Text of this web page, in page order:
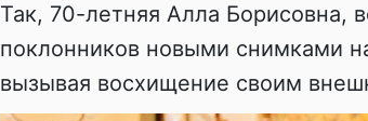
Так, 70-летняя Алла Борисовна,
поклонников новыми снимками
вызывая восхищение своим